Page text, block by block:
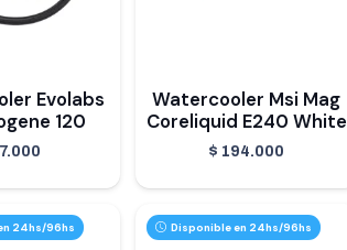
Evolabs
120
Watercooler Msi Mag
Coreliquid E240 White
$ 194.000
24hs/96hs Disponible en 24hs/96hs